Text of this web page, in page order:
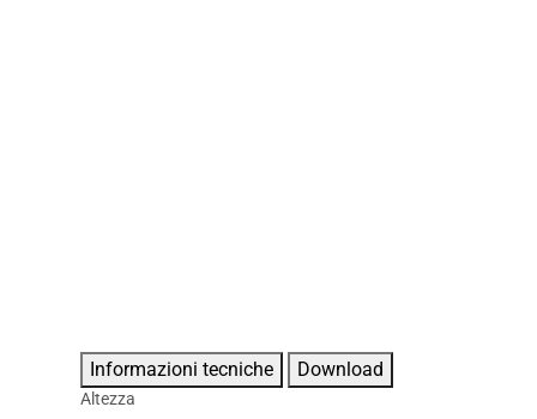
Informazioni tecniche Download
Altezza